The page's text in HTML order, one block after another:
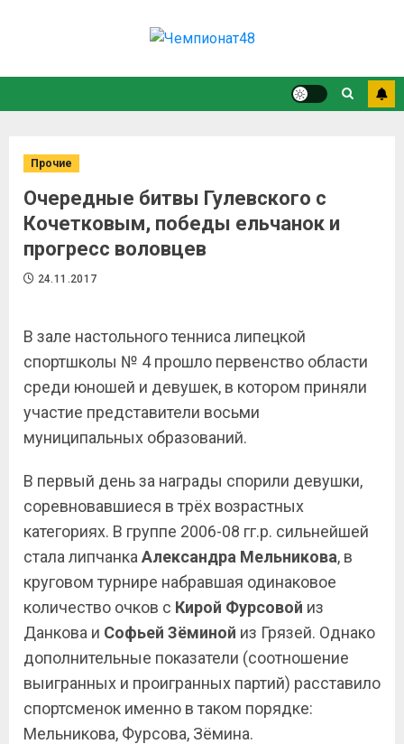
Прочие
Очередные битвы Гулевского с
Кочетковым, победы ельчанок и
прогресс воловцев
24.11.2017
В зале настольного тенниса липецкой
спортшколы № 4 прошло первенство области
среди юношей и девушек, в котором приняли
участие представители восьми
муниципальных образований.
В первый день за награды спорили девушки,
соревновавшиеся в трёх возрастных
категориях. В группе 2006-08 гг.р. сильнейшей
стала липчанка Александра Мельникова, в
круговом турнире набравшая одинаковое
количество очков с Кирой Фурсовой из
Данкова и Софьей Зёминой из Грязей. Однако
дополнительные показатели (соотношение
выигранных и проигранных партий) расставило
спортсменок именно в таком порядке:
Мельникова, Фурсова, Зёмина.